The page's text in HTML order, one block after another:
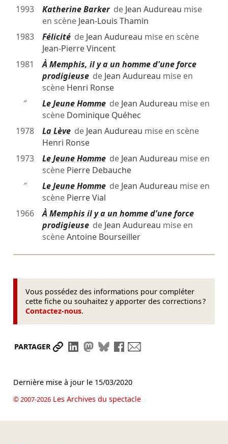
1993
Katherine Barkerde Jean Audureau mise
en scène Jean-Louis Thamin
1983
Félicitéde Jean Audureau mise en scène
Jean-Pierre Vincent
1981
À Memphis, il y a un homme d'une force
prodigieusede Jean Audureau mise en
scène Henri Ronse
″
Le Jeune Hommede Jean Audureau mise en
scène Dominique Quéhec
1978
La Lèvede Jean Audureau mise en scène
Henri Ronse
1973
Le Jeune Hommede Jean Audureau mise en
scène Pierre Debauche
″
Le Jeune Hommede Jean Audureau mise en
scène Pierre Vial
1966
À Memphis il y a un homme d'une force
prodigieusede Jean Audureau mise en
scèneAntoine Bourseiller
Vous possédez des informations pour compléter
cette fiche ou souhaitez y apporter des corrections ?
Contactez-nous.
PARTAGER Partager le lien
Partager sur LinkedIn
Partager sur Mastodon
Partager sur Bluesky
Partager sur Facebook
Dernière mise à jour le 15/03/2020
© 2007-2026Les Archives du spectacle